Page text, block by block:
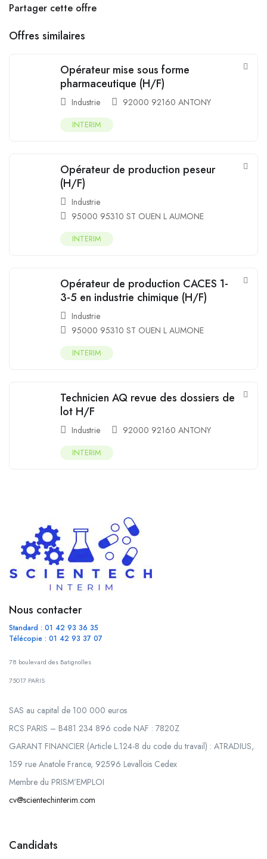
Partager cette offre
Offres similaires
Opérateur mise sous forme
pharmaceutique (H/F)
Industrie 92000 92160 ANTONY
INTERIM
Opérateur de production peseur
(H/F)
Industrie
95000 95310 ST OUEN L AUMONE
INTERIM
Opérateur de production CACES 1-
3-5 en industrie chimique (H/F)
Industrie
95000 95310 ST OUEN L AUMONE
INTERIM
Technicien AQ revue des dossiers de
lot H/F
Industrie 92000 92160 ANTONY
INTERIM
Nous contacter
Standard : 01 42 93 36 35
Télécopie : 01 42 93 37 07
78 boulevard des Batignolles
75017 PARIS
SAS au capital de 100 000 euros
RCS PARIS – B481 234 896 code NAF : 7820Z
GARANT FINANCIER (Article L.124-8 du code du travail) : ATRADIUS,
159 rue Anatole France, 92596 Levallois Cedex
Membre du PRISM’EMPLOI
cv@scientechinterim.com
Candidats